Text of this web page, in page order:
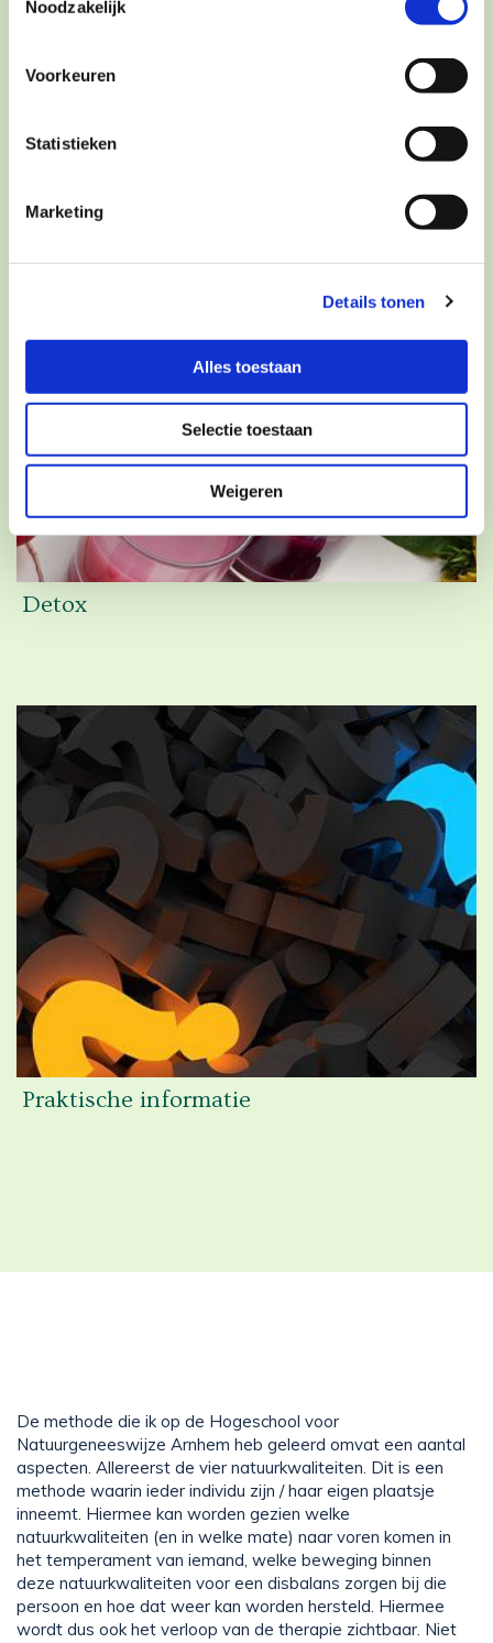
Noodzakelijk
Voorkeuren
Statistieken
Marketing
Details tonen
Alles toestaan
Selectie toestaan
Weigeren
Detox
Praktische informatie
De methode die ik op de Hogeschool voor
Natuurgeneeswijze Arnhem heb geleerd omvat een aantal
aspecten. Allereerst de vier natuurkwaliteiten. Dit is een
methode waarin ieder individu zijn / haar eigen plaatsje
inneemt. Hiermee kan worden gezien welke
natuurkwaliteiten (en in welke mate) naar voren komen in
het temperament van iemand, welke beweging binnen
deze natuurkwaliteiten voor een disbalans zorgen bij die
persoon en hoe dat weer kan worden hersteld. Hiermee
wordt dus ook het verloop van de therapie zichtbaar. Niet